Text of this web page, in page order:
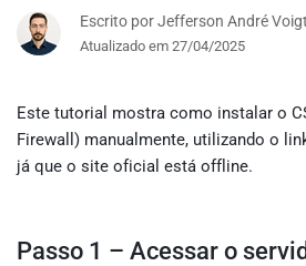
Escrito por Jefferson André Voigt
Atualizado em 27/04/2025
Este tutorial mostra como instalar o
Firewall) manualmente, utilizando o
já que o site oficial está offline.
Passo 1 – Acessar o